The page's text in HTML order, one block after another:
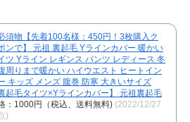
須物【先着100名様：450円！3枚購入ク
ンで】 元祖 裏起毛 Yラインカバー 暖かい
ツ Yライン レギンス パンツ レディース 冬
周りまで暖かい ハイウエスト ヒートイン
キッズ メンズ 腹巻 防寒 大きいサイズ
裏起毛タイツ×Yラインカバー】 元祖裏起毛
：1000円（税込、送料無料) (2022/12/27
)